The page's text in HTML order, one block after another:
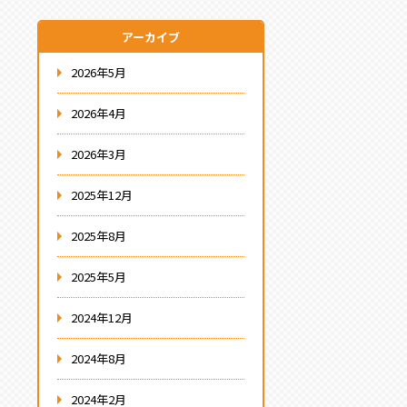
アーカイブ
2026年5月
2026年4月
2026年3月
2025年12月
2025年8月
2025年5月
2024年12月
2024年8月
2024年2月